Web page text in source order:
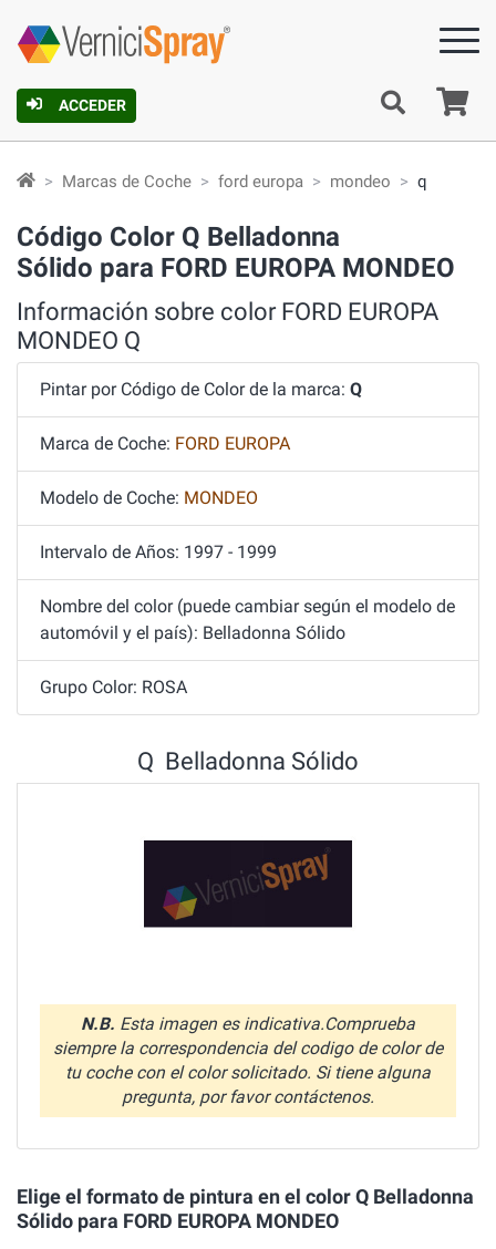
ACCEDER
Marcas de Coche ford europa mondeo q
Código Color Q Belladonna
Sólido para FORD EUROPA MONDEO
Información sobre color FORD EUROPA
MONDEO Q
Pintar por Código de Color de la marca: Q
Marca de Coche: FORD EUROPA
Modelo de Coche: MONDEO
Intervalo de Años: 1997 - 1999
Nombre del color (puede cambiar según el modelo de
automóvil y el país): Belladonna Sólido
Grupo Color: ROSA
Q Belladonna Sólido
N.B. Esta imagen es indicativa.Comprueba
siempre la correspondencia del codigo de color de
tu coche con el color solicitado. Si tiene alguna
pregunta, por favor contáctenos.
Elige el formato de pintura en el color Q Belladonna
Sólido para FORD EUROPA MONDEO